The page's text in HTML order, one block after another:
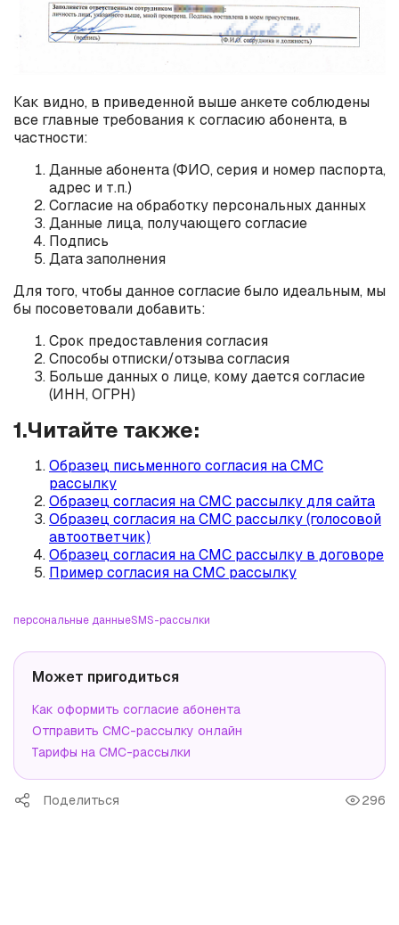
Как видно, в приведенной выше анкете соблюдены
все главные требования к согласию абонента, в
частности:
Данные абонента (ФИО, серия и номер паспорта,
адрес и т.п.)
Согласие на обработку персональных данных
Данные лица, получающего согласие
Подпись
Дата заполнения
Для того, чтобы данное согласие было идеальным, мы
бы посоветовали добавить:
Срок предоставления согласия
Способы отписки/отзыва согласия
Больше данных о лице, кому дается согласие
(ИНН, ОГРН)
1.Читайте также:
Образец письменного согласия на СМС
рассылку
Образец согласия на СМС рассылку для сайта
Образец согласия на СМС рассылку (голосовой
автоответчик)
Образец согласия на СМС рассылку в договоре
Пример согласия на СМС рассылку
персональные данныеSMS-рассылки
Может пригодиться
Как оформить согласие абонента
Отправить СМС-рассылку онлайн
Тарифы на СМС-рассылки
Поделиться 296